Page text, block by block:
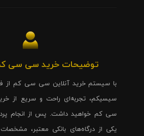
توضیحات خرید سی سی
با سیستم خرید آنلاین سی سی کم از
سیسیکم، تجربه‌ای راحت و سریع از
سی کم خواهید داشت. پس از انجام
یکی از درگاه‌های بانکی معتبر،